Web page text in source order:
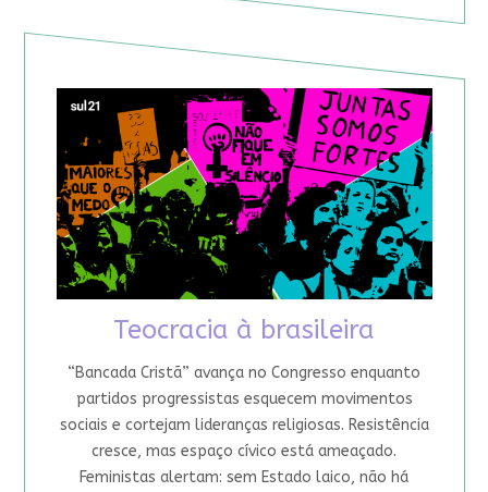
Teocracia à brasileira
“Bancada Cristã” avança no Congresso enquanto
partidos progressistas esquecem movimentos
sociais e cortejam lideranças religiosas. Resistência
cresce, mas espaço cívico está ameaçado.
Feministas alertam: sem Estado laico, não há